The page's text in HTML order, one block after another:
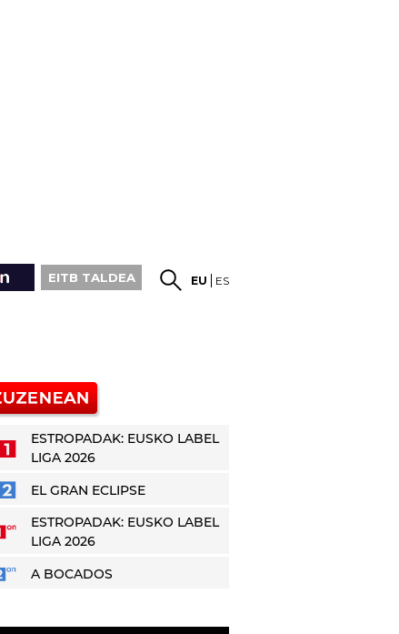
EITB TALDEA EU ES
ESTROPADAK: EUSKO LABEL
LIGA 2026
EL GRAN ECLIPSE
ESTROPADAK: EUSKO LABEL
LIGA 2026
A BOCADOS